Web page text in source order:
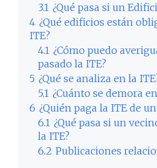
3.1 ¿Qué pasa si un
4 ¿Qué edificios están
ITE?
4.1 ¿Cómo puedo
pasado la ITE?
5 ¿Qué se analiza en la
5.1 ¿Cuánto se demora
6 ¿Quién paga la ITE de
6.1 ¿Qué pasa si un
la ITE?
6.2 Publicaciones